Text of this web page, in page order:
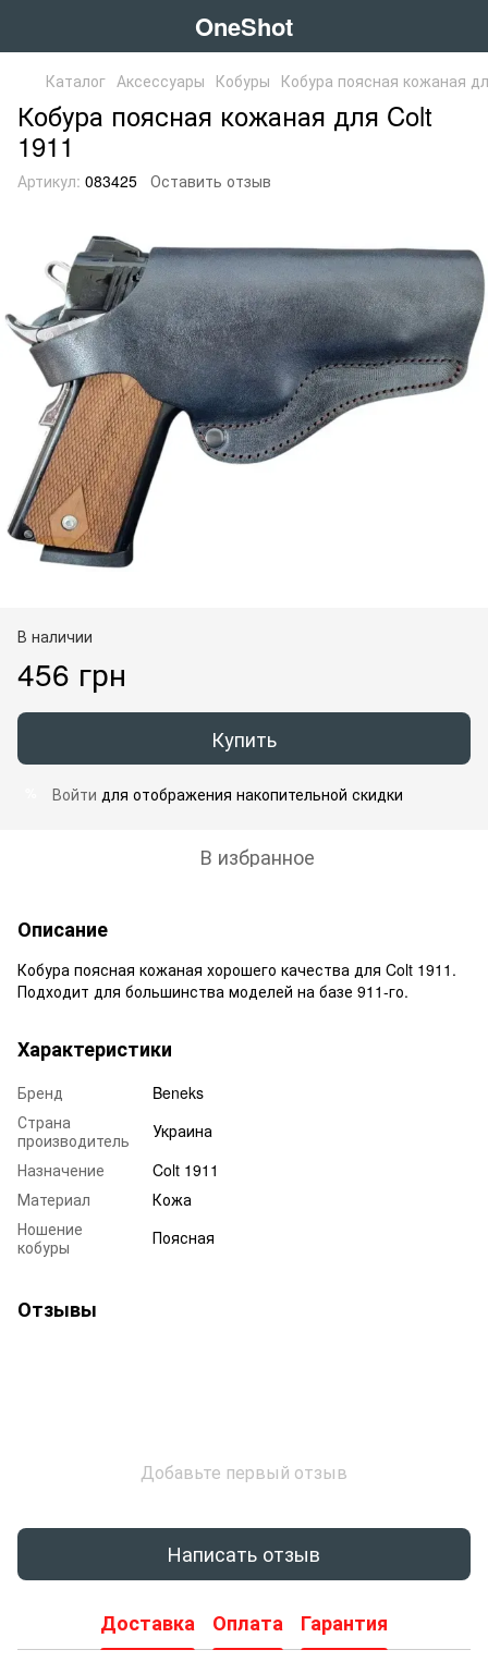
OneShot
Каталог Аксессуары Кобуры Кобура поясная кожаная
Кобура поясная кожаная для Colt
1911
Артикул: 083425 Оставить отзыв
В наличии
456 грн
Купить
Войти для отображения накопительной скидки
В избранное
Описание
Кобура поясная кожаная хорошего качества для Colt 1911.
Подходит для большинства моделей на базе 911-го.
Характеристики
Бренд
Beneks
Страна
производитель
Украина
Назначение
Colt 1911
Материал
Кожа
Ношение
кобуры
Поясная
Отзывы
Добавьте первый отзыв
Написать отзыв
Доставка Оплата Гарантия